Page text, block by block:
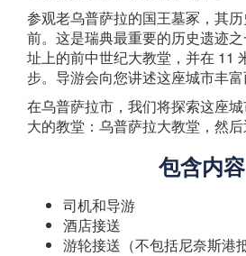
参观老乌普萨拉的国王墓冢，其
前。这是瑞典最重要的历史遗迹
址上的前中世纪大教堂，并在 11
步。导游会向您讲述这座城市丰富
在乌普萨拉市，我们将探索这座
大的教堂：乌普萨拉大教堂，然后
包含内容
司机和导游
酒店接送
游轮接送（不包括尼奈斯港